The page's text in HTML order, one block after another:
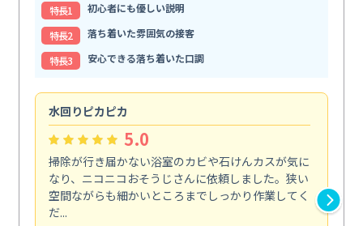
特⻑1
初心者にも優しい説明
特⻑2
落ち着いた雰囲気の接客
特⻑3
安心できる落ち着いた口調
水回りピカピカ
5.0
掃除が行き届かない浴室のカビや石けんカスが気に
なり、ニコニコおそうじさんに依頼しました。狭い
空間ながらも細かいところまでしっかり作業してく
だ...